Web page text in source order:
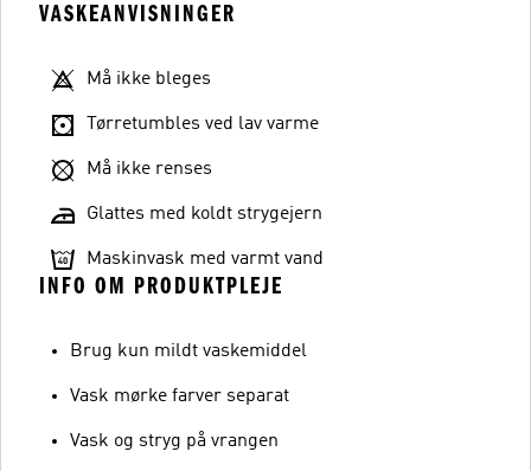
VASKEANVISNINGER
Må ikke bleges
Tørretumbles ved lav varme
Må ikke renses
Glattes med koldt strygejern
Maskinvask med varmt vand
INFO OM PRODUKTPLEJE
Brug kun mildt vaskemiddel
Vask mørke farver separat
Vask og stryg på vrangen